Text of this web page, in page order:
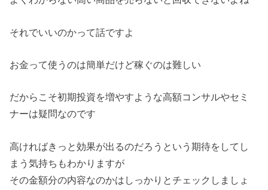
それでいいのかって話ですよ
お金って使うのは簡単だけど稼ぐのは難しい
だからこそ初期投資を増やすような高額コンサルやセミ
ナーは疑問なのです
高ければきっと効果が出るのだろうという期待をしてし
まう気持ちもわかりますが
その金額分の内容なのかはしっかりとチェックしましょ